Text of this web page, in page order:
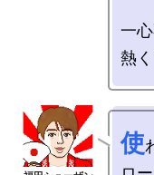
一
使